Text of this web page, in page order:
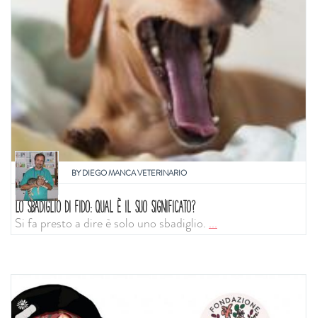
BYDIEGO MANCA VETERINARIO
LO SBADIGLIO DI FIDO: QUAL È IL SUO SIGNIFICATO?
Si fa presto a dire è solo uno sbadiglio....